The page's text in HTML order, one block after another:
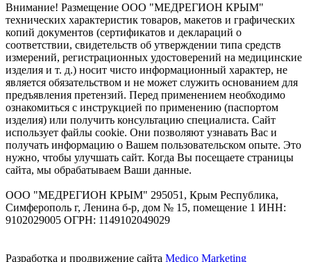
Внимание! Размещение ООО "МЕДРЕГИОН КРЫМ"
технических характеристик товаров, макетов и графических
копий документов (сертификатов и деклараций о
соответствии, свидетельств об утверждении типа средств
измерений, регистрационных удостоверений на медицинские
изделия и т. д.) носит чисто информационный характер, не
является обязательством и не может служить основанием для
предъявления претензий. Перед применением необходимо
ознакомиться с инструкцией по применению (паспортом
изделия) или получить консультацию специалиста. Сайт
использует файлы cookie. Они позволяют узнавать Вас и
получать информацию о Вашем пользовательском опыте. Это
нужно, чтобы улучшать сайт. Когда Вы посещаете страницы
сайта, мы обрабатываем Ваши данные.
ООО "МЕДРЕГИОН КРЫМ" 295051, Крым Республика,
Симферополь г, Ленина б-р, дом № 15, помещение 1 ИНН:
9102029005 ОГРН: 1149102049029
Разработка и продвижение сайта Medico Marketing